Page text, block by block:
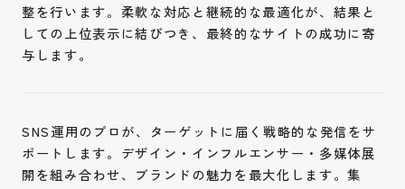
整を行います。柔軟な対応と継続的な最適化が、結果と
しての上位表示に結びつき、最終的なサイトの成功に寄
与します。
SNS運用のプロが、ターゲットに届く戦略的な発信をサ
ポートします。デザイン・インフルエンサー・多媒体展
開を組み合わせ、ブランドの魅力を最大化します。集